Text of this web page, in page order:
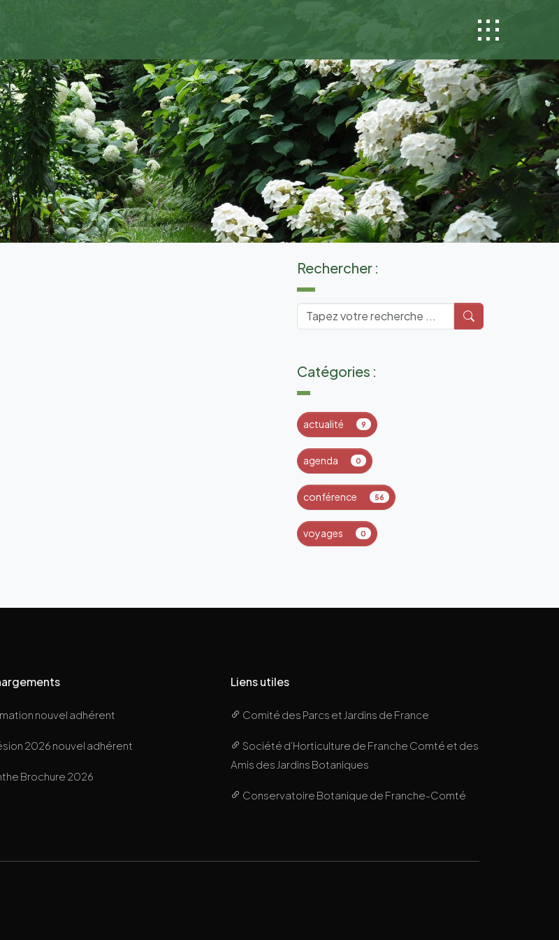
Rechercher :
Catégories :
actualité 9
agenda 0
conférence 56
voyages 0
nouvel adhérent
2026 nouvel adhérent
Brochure 2026
Liens utiles
Comité des Parcs et Jardins de France
Société d’Horticulture de Franche Comté et des
Amis des Jardins Botaniques
Conservatoire Botanique de Franche-Comté